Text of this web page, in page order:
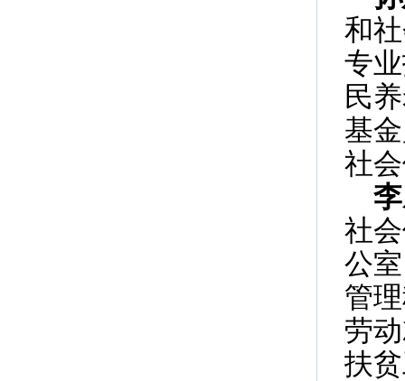
和
专
民
基
社
社
公
管
劳
扶